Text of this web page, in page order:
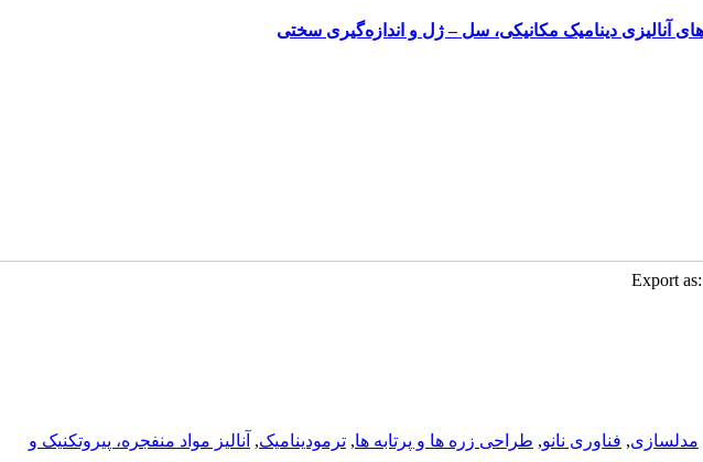
Export as:
مدلسازی, فناوری نانو, طراحی زره ها و پرتابه ها, ترمودینامیک, آناليز مواد منفجره، پیروتکنیک و